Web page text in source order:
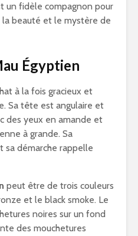
un fidèle compagnon pour
la beauté et le mystère de
Égyptien
à la fois gracieux et
Sa tête est angulaire et
des yeux en amande et
à grande. Sa
démarche rappelle
peut être de trois couleurs
et le black smoke. Le
noires sur un fond
des mouchetures